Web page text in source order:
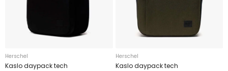
Herschel
Kaslo daypack tech
Herschel
Kaslo daypack tech